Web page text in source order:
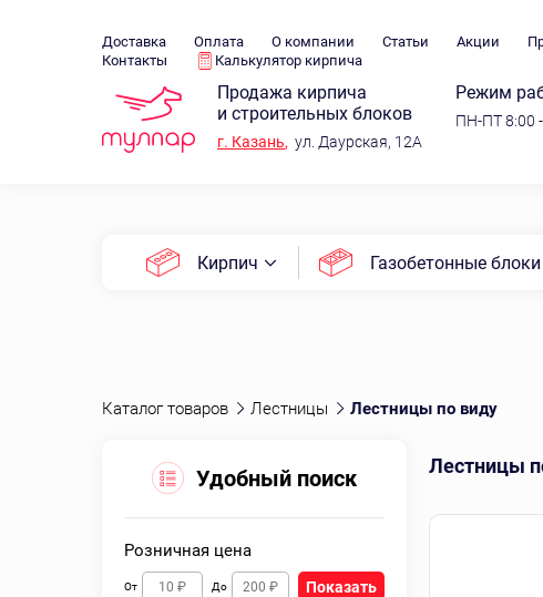
Доставка Оплата О компании Статьи Акции
Контакты
Калькулятор кирпича
Продажа кирпича
и строительных блоков
г. Казань, ул. Даурская, 12А
Режим
ПН-ПТ 8:00
Кирпич Газобетонные блоки
Каталог товаров Лестницы Лестницы по виду
Удобный поиск
Розничная цена
От До Показать
Лестницы